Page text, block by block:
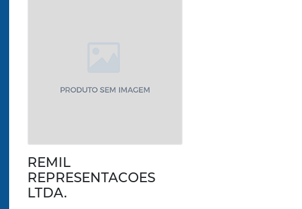
REMIL
REPRESENTACOES
LTDA.